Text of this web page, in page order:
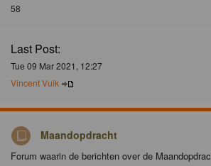
58
Last Post:
Tue 09 Mar 2021, 12:27
Vincent Vuik
Maandopdracht
Forum waarin de berichten over de